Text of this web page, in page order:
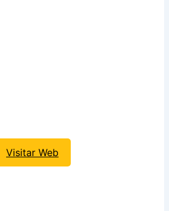
Visitar Web